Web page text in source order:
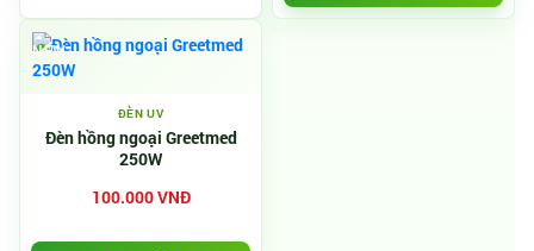
NEW
ĐÈN UV
Đèn hồng ngoại Greetmed
250W
100.000 VNĐ